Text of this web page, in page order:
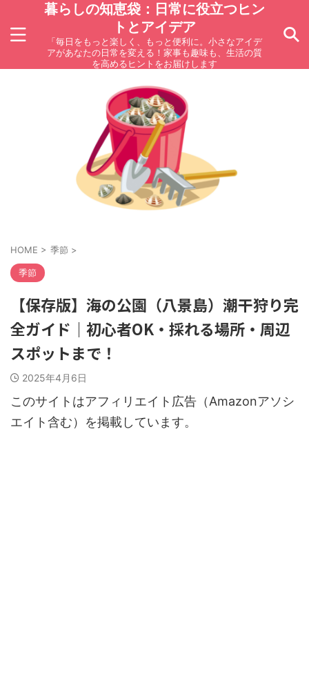
暮らしの知恵袋：日常に役立つヒン
トとアイデア
「毎日をもっと楽しく、もっと便利に。小さなアイデ
アがあなたの日常を変える！家事も趣味も、生活の質
を高めるヒントをお届けします
HOME > 季節 >
季節
【保存版】海の公園（八景島）潮干狩り完
全ガイド｜初心者OK・採れる場所・周辺
スポットまで！
2025年4月6日
このサイトはアフィリエイト広告（Amazonアソシ
エイト含む）を掲載しています。